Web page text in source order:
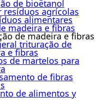
de bioetanol
resíduos agrícolas
alimentares
madeira e fibras
de madeira e fibras
trituração de
e fibras
de martelos para
de fibras
de alimentos y